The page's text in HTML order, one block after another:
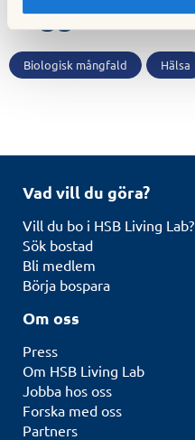
Taggar
Biologisk mångfald Hälsa
Vad vill du göra?
Vill du bo i HSB Living Lab?
Sök bostad
Bli medlem
Börja bospara
Om oss
Press
Om HSB Living Lab
Jobba hos oss
Forska med oss
Partners